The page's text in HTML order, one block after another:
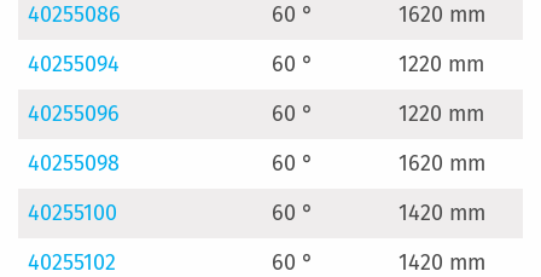
40255086
60 °
1620 mm
40255094
60 °
1220 mm
40255096
60 °
1220 mm
40255098
60 °
1620 mm
40255100
60 °
1420 mm
40255102
60 °
1420 mm